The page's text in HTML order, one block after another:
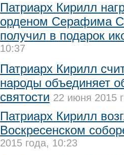
Патриарх Кирилл
орденом Серафима
получил в подарок
10:37
Патриарх Кирилл
народы объединяет
святости 22 июня 2015
Патриарх Кирилл
Воскресенском
2015 года, 10:23